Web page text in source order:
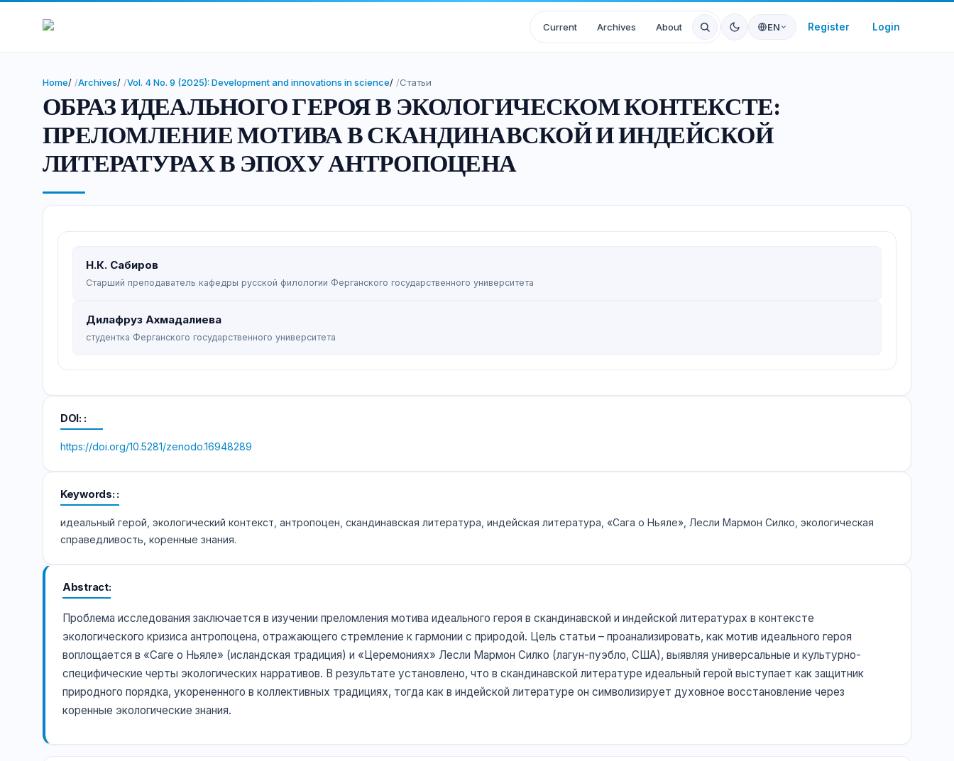
Current Archives About EN Register Login
Home/ Archives/ Vol. 4 No. 9 (2025): Development and innovations in science/ Статьи
ОБРАЗ ИДЕАЛЬНОГО ГЕРОЯ В ЭКОЛОГИЧЕСКОМ КОНТЕКСТЕ:
ПРЕЛОМЛЕНИЕ МОТИВА В СКАНДИНАВСКОЙ И ИНДЕЙСКОЙ
ЛИТЕРАТУРАХ В ЭПОХУ АНТРОПОЦЕНА
Н.К. Сабиров
Старший преподаватель кафедры русской филологии Ферганского государственного университета
Дилафруз Ахмадалиева
студентка Ферганского государственного университета
DOI:
https://doi.org/10.5281/zenodo.16948289
Keywords:
идеальный герой, экологический контекст, антропоцен, скандинавская литература, индейская литература, «Сага о Ньяле», Лесли Мармон Силко, экологическая
справедливость, коренные знания.
Abstract
Проблема исследования заключается в изучении преломления мотива идеального героя в скандинавской и индейской литературах в контексте
экологического кризиса антропоцена, отражающего стремление к гармонии с природой. Цель статьи – проанализировать, как мотив идеального героя
воплощается в «Саге о Ньяле» (исландская традиция) и «Церемониях» Лесли Мармон Силко (лагун-пуэбло, США), выявляя универсальные и культурно-
специфические черты экологических нарративов. В результате установлено, что в скандинавской литературе идеальный герой выступает как защитник
природного порядка, укорененного в коллективных традициях, тогда как в индейской литературе он символизирует духовное восстановление через
коренные экологические знания.